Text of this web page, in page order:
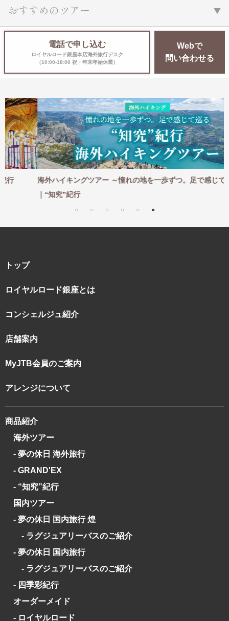
おすすめのツアー
電話で申し込む
ロイヤルロード銀座本店海外旅行デスク
（10:00-18:00 祝・年末年始休業）
Webで
問い合わせる
海外ハイキングツアー ～憧れの地を一歩ずつ。足で感じて巡る～
｜“知究”紀行
トップ
ロイヤルロード銀座とは
コンシェルジュ紹介
店舗案内
MyJTB会員のご案内
アレンジについて
商品紹介
海外ツアー
- 夢の休日 海外旅行
- GRAND'EX
- “知究”紀行
国内ツアー
- 夢の休日 国内旅行 煌
- ラグジュアリーバスのご紹介
- 夢の休日 国内旅行
- ラグジュアリーバスのご紹介
- 四季彩紀行
オーダーメイド
- ロイヤルロード